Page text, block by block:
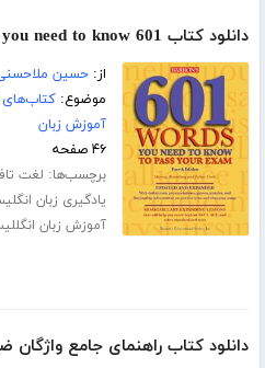
دانلود کتاب 601 words you need to know
از:حسین
موضوع:
آموزش زبان
۴۶ صفحه
برچسب‌ها: لغت
یادگیری زبان
آموزش زبان
دانلود کتاب راهنمای جامع واژگان